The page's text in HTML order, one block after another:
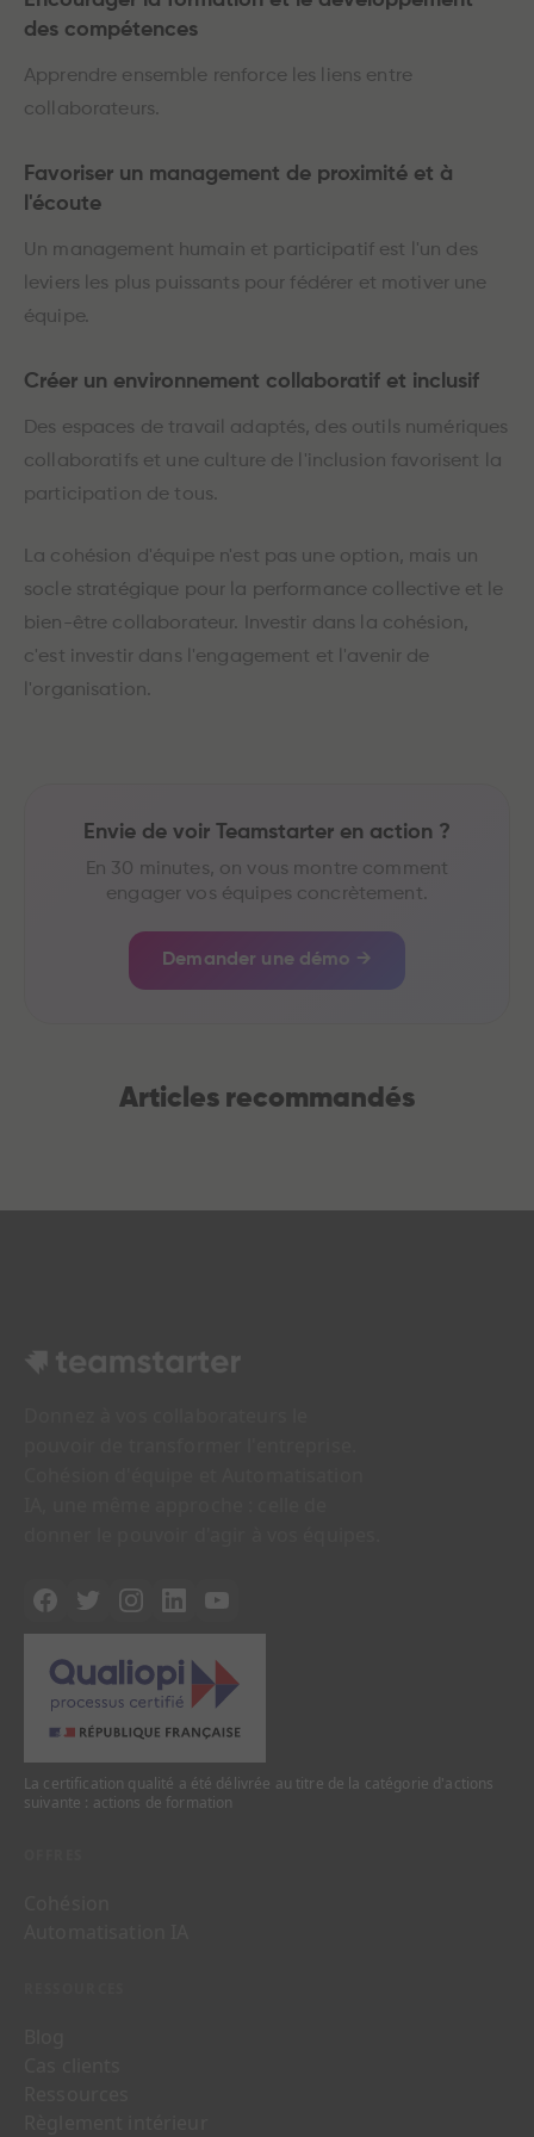
des compétences
Apprendre ensemble renforce les liens entre
collaborateurs.
Favoriser un management de proximité et à
l'écoute
Un management humain et participatif est l'un des
leviers les plus puissants pour fédérer et motiver une
équipe.
Créer un environnement collaboratif et inclusif
Des espaces de travail adaptés, des outils numériques
collaboratifs et une culture de l'inclusion favorisent la
participation de tous.
La cohésion d'équipe n'est pas une option, mais un
socle stratégique pour la performance collective et le
bien-être collaborateur. Investir dans la cohésion,
c'est investir dans l'engagement et l'avenir de
l'organisation.
Envie de voir Teamstarter en action ?
En 30 minutes, on vous montre comment
engager vos équipes concrètement.
Demander une démo →
Articles recommandés
La certification qualité a été délivrée au titre de la catégorie d'actions
suivante : actions de formation